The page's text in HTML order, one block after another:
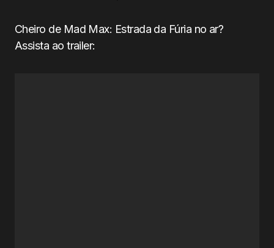
Cheiro de Mad Max: Estrada da Fúria no ar?
Assista ao trailer: